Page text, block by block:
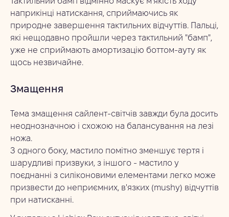
наприкінці натискання, сприймаючись як
природне завершення тактильних відчуттів. Пальці,
які нещодавно пройшли через тактильний "бамп",
уже не сприймають амортизацію боттом-ауту як
щось незвичайне.
Змащення
Тема змащення сайлент-світчів завжди була досить
неоднозначною і схожою на балансування на лезі
ножа.
З одного боку, мастило помітно зменшує тертя і
шарудливі призвуки, з іншого - мастило у
поєднанні з силіконовими елементами легко може
призвести до неприємних, в'язких (mushy) відчуттів
при натисканні.